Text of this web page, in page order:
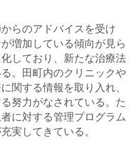
らのアドバイスを受け
増加している傾向が見ら
しており、新たな治療法
。田町内のクリニックや
関する情報を取り入れ、
努力がなされている。た
に対する管理プログラム
実してきている。